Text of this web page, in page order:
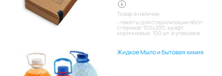
Товар в наличии:
пакеты для стерилизации пбсп-
стеримаг 100х200, крафт
коричневые, 100 шт. в упаковке
Жидкое Мыло и бытовая химия